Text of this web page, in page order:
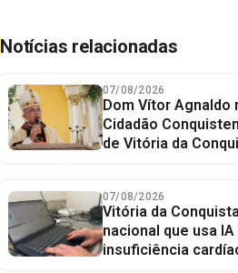
Notícias relacionadas
07/08/2026
Dom Vítor Agnaldo
Cidadão
de Vitória da
07/08/2026
Vitória da
nacional que usa
insuficiência